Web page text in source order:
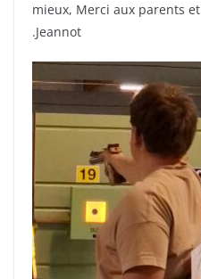
mieux, Merci aux parents
.Jeannot